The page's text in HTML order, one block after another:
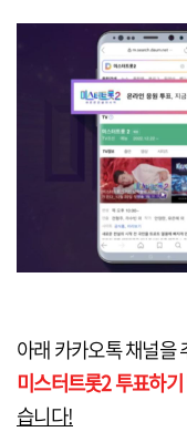
아래 카카오톡 채널을
미스터트롯2 투표하
습니다!